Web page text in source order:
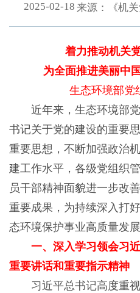
2025-02-18 来源：《机
着力推动机关
为全面推进美丽中
生态环境部党
近年来，生态环境部党
书记关于党的建设的重要
重要思想，不断加强政治
建工作水平，各级党组织
员干部精神面貌进一步改
重要成果，为持续深入打
态环境保护事业高质量发
一、深入学习领会习
重要讲话和重要指示精神
习近平总书记高度重视